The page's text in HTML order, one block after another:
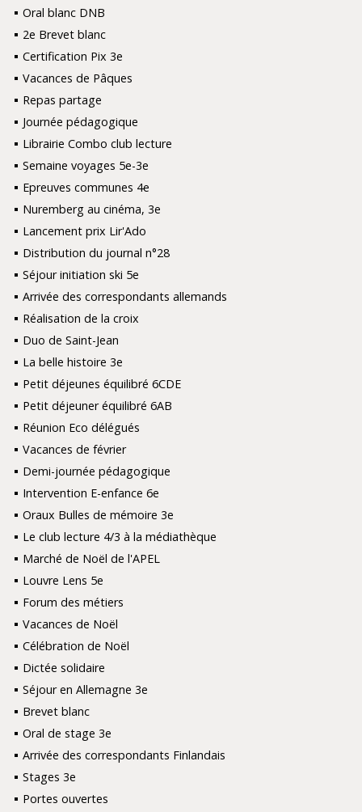
Oral blanc DNB
2e Brevet blanc
Certification Pix 3e
Vacances de Pâques
Repas partage
Journée pédagogique
Librairie Combo club lecture
Semaine voyages 5e-3e
Epreuves communes 4e
Nuremberg au cinéma, 3e
Lancement prix Lir'Ado
Distribution du journal n°28
Séjour initiation ski 5e
Arrivée des correspondants allemands
Réalisation de la croix
Duo de Saint-Jean
La belle histoire 3e
Petit déjeunes équilibré 6CDE
Petit déjeuner équilibré 6AB
Réunion Eco délégués
Vacances de février
Demi-journée pédagogique
Intervention E-enfance 6e
Oraux Bulles de mémoire 3e
Le club lecture 4/3 à la médiathèque
Marché de Noël de l'APEL
Louvre Lens 5e
Forum des métiers
Vacances de Noël
Célébration de Noël
Dictée solidaire
Séjour en Allemagne 3e
Brevet blanc
Oral de stage 3e
Arrivée des correspondants Finlandais
Stages 3e
Portes ouvertes